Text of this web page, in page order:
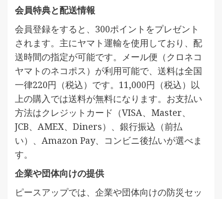
会員特典と配送情報
会員登録をすると、300ポイントをプレゼント
されます。主にヤマト運輸を使用しており、配
送時間の指定が可能です。メール便（クロネコ
ヤマトのネコポス）が利用可能で、送料は全国
一律220円（税込）です。11,000円（税込）以
上の購入では送料が無料になります。お支払い
方法はクレジットカード（VISA、Master、
JCB、AMEX、Diners）、銀行振込（前払
い）、Amazon Pay、コンビニ後払いが選べま
す。
企業や団体向けの提供
ピースアップでは、企業や団体向けの防災セッ